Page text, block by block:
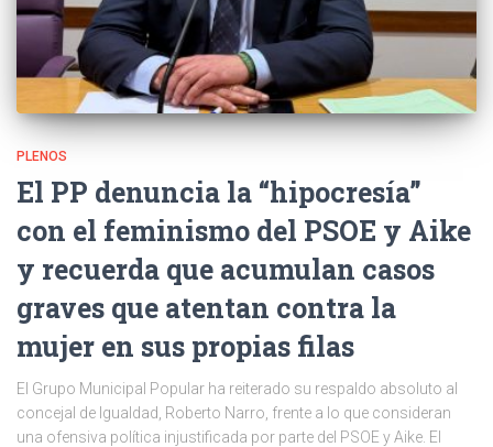
PLENOS
El PP denuncia la “hipocresía”
con el feminismo del PSOE y Aike
y recuerda que acumulan casos
graves que atentan contra la
mujer en sus propias filas
El Grupo Municipal Popular ha reiterado su respaldo absoluto al
concejal de Igualdad, Roberto Narro, frente a lo que consideran
una ofensiva política injustificada por parte del PSOE y Aike. El